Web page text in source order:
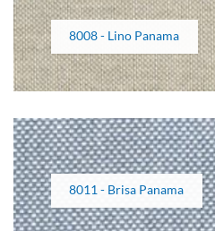
8008 - Lino Panama
8011 - Brisa Panama